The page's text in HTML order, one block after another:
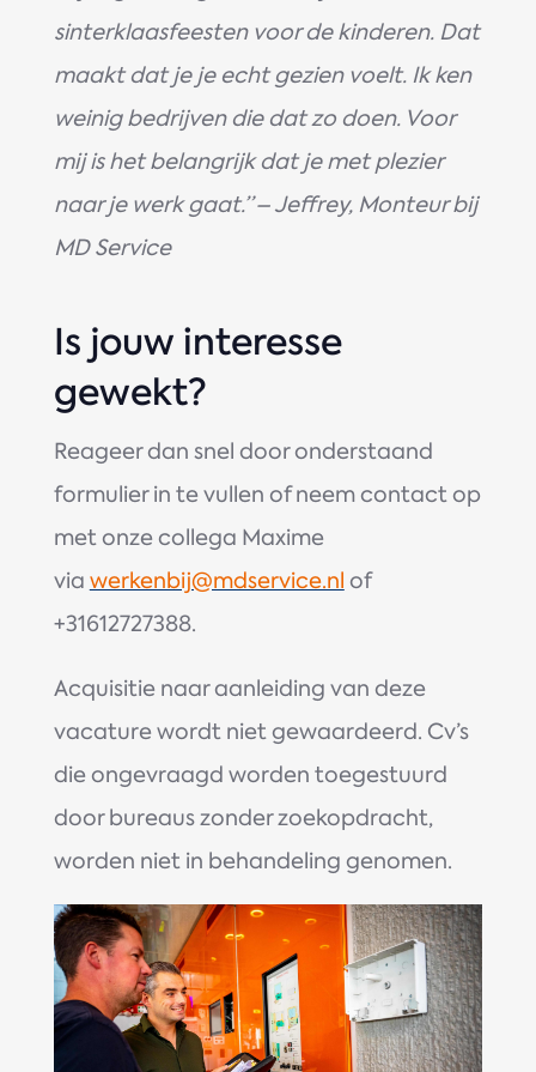
sinterklaasfeesten voor de kinderen. Dat
maakt dat je je echt gezien voelt. Ik ken
weinig bedrijven die dat zo doen. Voor
mij is het belangrijk dat je met plezier
naar je werk gaat.”– Jeffrey, Monteur bij
MD Service
Is jouw interesse
gewekt?
Reageer dan snel door onderstaand
formulier in te vullen of neem contact op
met onze collega Maxime
via werkenbij@mdservice.nl of
+31612727388.
Acquisitie naar aanleiding van deze
vacature wordt niet gewaardeerd. Cv’s
die ongevraagd worden toegestuurd
door bureaus zonder zoekopdracht,
worden niet in behandeling genomen.